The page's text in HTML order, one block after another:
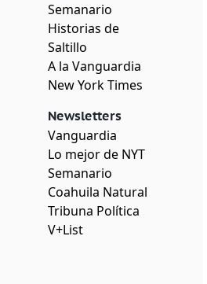
Semanario
Historias de
Saltillo
A la Vanguardia
New York Times
Newsletters
Vanguardia
Lo mejor de NYT
Semanario
Coahuila Natural
Tribuna Política
V+List